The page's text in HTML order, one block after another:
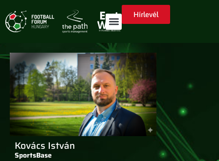
Hírlevél
Kovács István
SportsBase